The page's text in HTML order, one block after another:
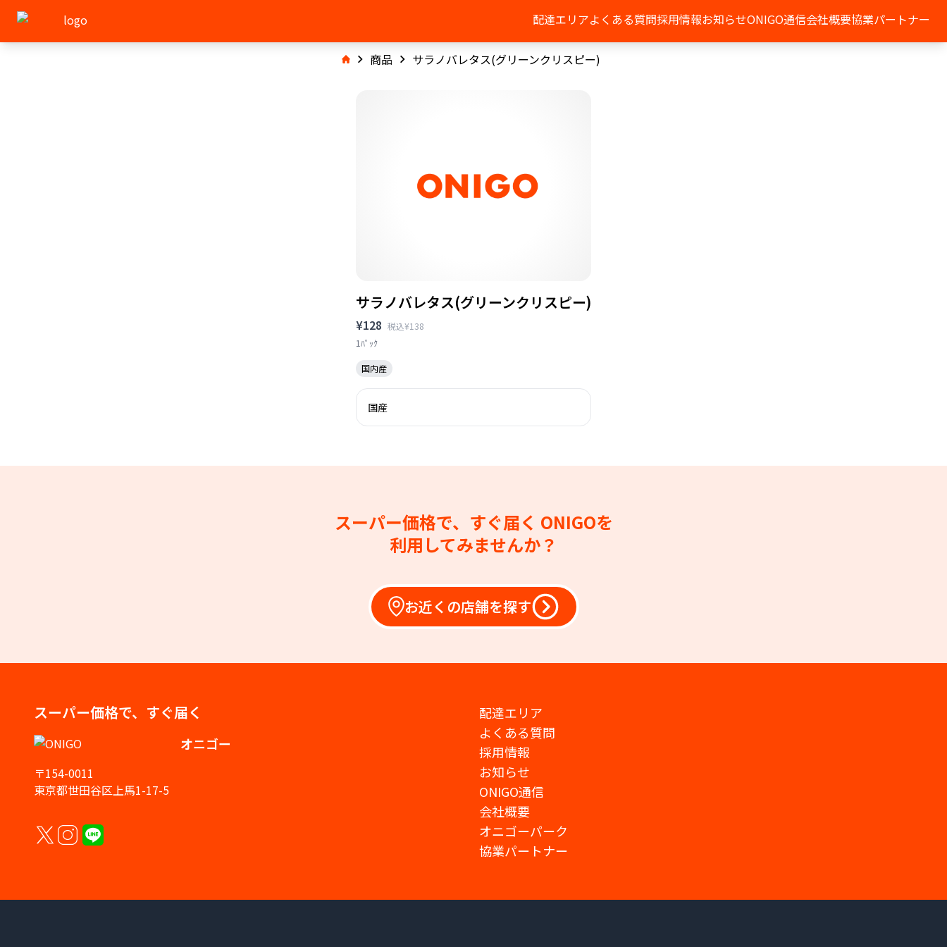
配達エリアよくある質問採用情報お知らせONIGO通信会社概要協業パートナー
商品 サラノバレタス(グリーンクリスピー)
サラノバレタス(グリーンクリスピー)
¥128 税込¥138
1ﾊﾟｯｸ
国内産
国産
スーパー価格で、すぐ届く ONIGOを
利用してみませんか？
お近くの店舗を探す
スーパー価格で、すぐ届く
オニゴー
〒154-0011
東京都世田谷区上馬1-17-5
配達エリア
よくある質問
採用情報
お知らせ
ONIGO通信
会社概要
オニゴーパーク
協業パートナー